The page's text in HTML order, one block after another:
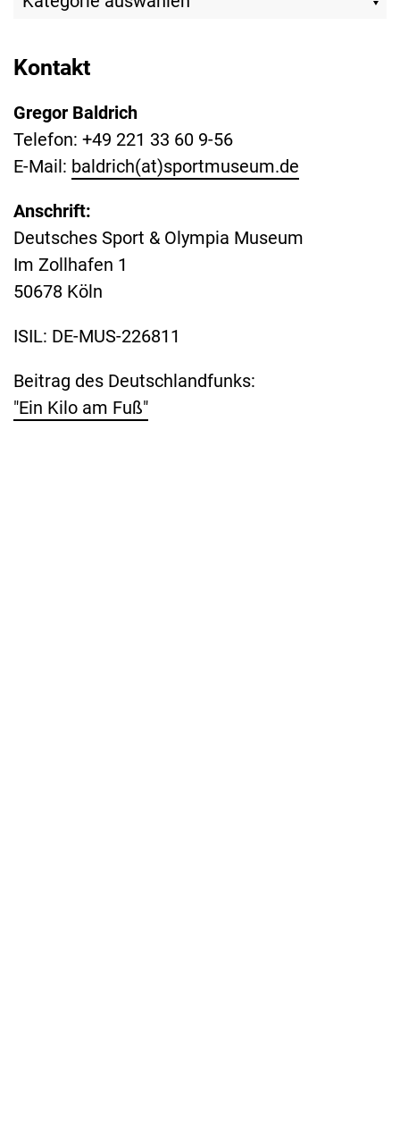
Kontakt
Gregor Baldrich
Telefon: +49 221 33 60 9-56
E-Mail: baldrich(at)sportmuseum.de
Anschrift:
Deutsches Sport & Olympia Museum
Im Zollhafen 1
50678 Köln
ISIL: DE-MUS-226811
Beitrag des Deutschlandfunks:
"Ein Kilo am Fuß"